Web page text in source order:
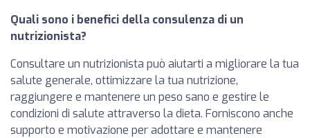
Quali sono i benefici della consulenza di un
nutrizionista?
Consultare un nutrizionista può aiutarti a migliorare la tua
salute generale, ottimizzare la tua nutrizione,
raggiungere e mantenere un peso sano e gestire le
condizioni di salute attraverso la dieta. Forniscono anche
supporto e motivazione per adottare e mantenere